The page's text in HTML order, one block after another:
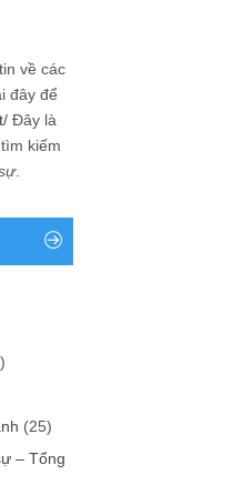
về các
đây để
Đây là
kiếm
.
(25)
– Tổng